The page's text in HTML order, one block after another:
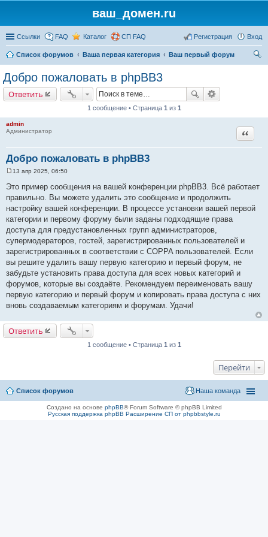
ваш_домен.ru
Ссылки FAQ Каталог СП FAQ Вход
Регистрация
Список форумов Ваша первая категория
Ваш первый форум
Добро пожаловать в phpBB3
Ответить
1 сообщение • Страница 1 из 1
admin
Администратор
Добро пожаловать в phpBB3
Цитата
о
б
е
н
е
13 апр 2025, 06:50
Это пример сообщения на вашей конференции phpBB3. Всё работает
правильно. Вы можете удалить это сообщение и продолжить
настройку вашей конференции. В процессе установки вашей первой
категории и первому форуму были заданы подходящие права
доступа для предустановленных групп администраторов,
супермодераторов, гостей, зарегистрированных пользователей и
зарегистрированных в соответствии с COPPA пользователей. Если
вы решите удалить вашу первую категорию и первый форум, не
забудьте установить права доступа для всех новых категорий и
форумов, которые вы создаёте. Рекомендуем переименовать вашу
первую категорию и первый форум и копировать права доступа с них
вновь создаваемым категориям и форумам. Удачи!
Ответить
1 сообщение • Страница 1 из 1
Перейти
Список форумов Наша команда
Создано на основе phpBB® Forum Software © phpBB Limited
Русская поддержка phpBB Расширение СП от phpbbstyle.ru